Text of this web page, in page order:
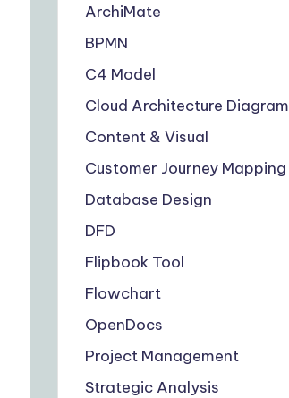
ArchiMate
BPMN
C4 Model
Cloud Architecture Diagram
Content & Visual
Customer Journey Mapping
Database Design
DFD
Flipbook Tool
Flowchart
OpenDocs
Project Management
Strategic Analysis